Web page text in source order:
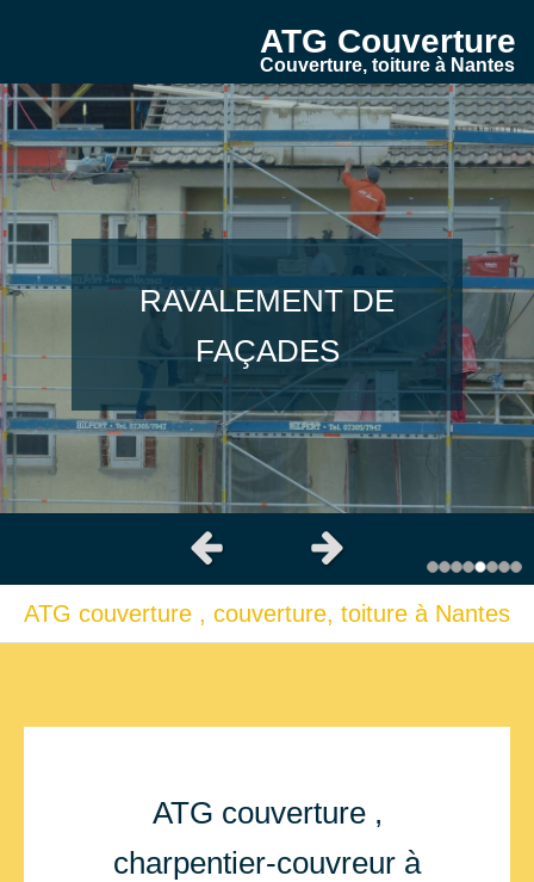
ATG Couverture
Couverture, toiture à Nantes
ENTRETIEN /
NETTOYAGE DE
TOITURE
RAVALEMENT DE
FAÇADES
RÉNOVATION DE
TOITURE
ZINGUERIE ET
GOUTTIÈRES
Slide précédentSlide suivant
ATG couverture , couverture, toiture à Nantes
ATG couverture ,
charpentier-couvreur à